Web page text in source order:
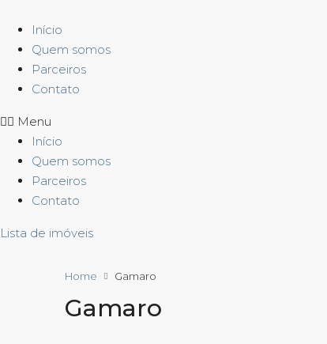
Início
Quem somos
Parceiros
Contato
Menu
Início
Quem somos
Parceiros
Contato
Lista de imóveis
Home Gamaro
Gamaro